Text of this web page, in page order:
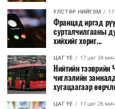
УЛСТӨР НИЙГЭМ
Францад иргэд
сурталчилгааны
хийхийг хориг...
ЦАГ ҮЕ 17 цаг 24
Нийтийн тээврийн
чиглэлийн
хугацаагаар
ЦАГ ҮЕ 17 цаг 26